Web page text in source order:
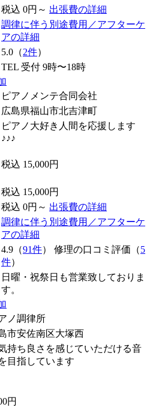
税込 0円～ 出張費の詳細
調律に伴う別途費用／アフターケ
アの詳細
5.0（2件）
TEL 受付 9時〜18時
ピアノメンテ合同会社
広島県福山市北吉津町
ピアノ大好き人間を応援します
♪♪♪
税込 15,000円
税込 15,000円
税込 0円～ 出張費の詳細
調律に伴う別途費用／アフターケ
アの詳細
4.9（91件） 修理の口コミ評価（5
件）
日曜・祝祭日も営業致しておりま
す。
ノ調律所
市安佐南区大塚西
持ち良さを感じていただける音
目指しています
円